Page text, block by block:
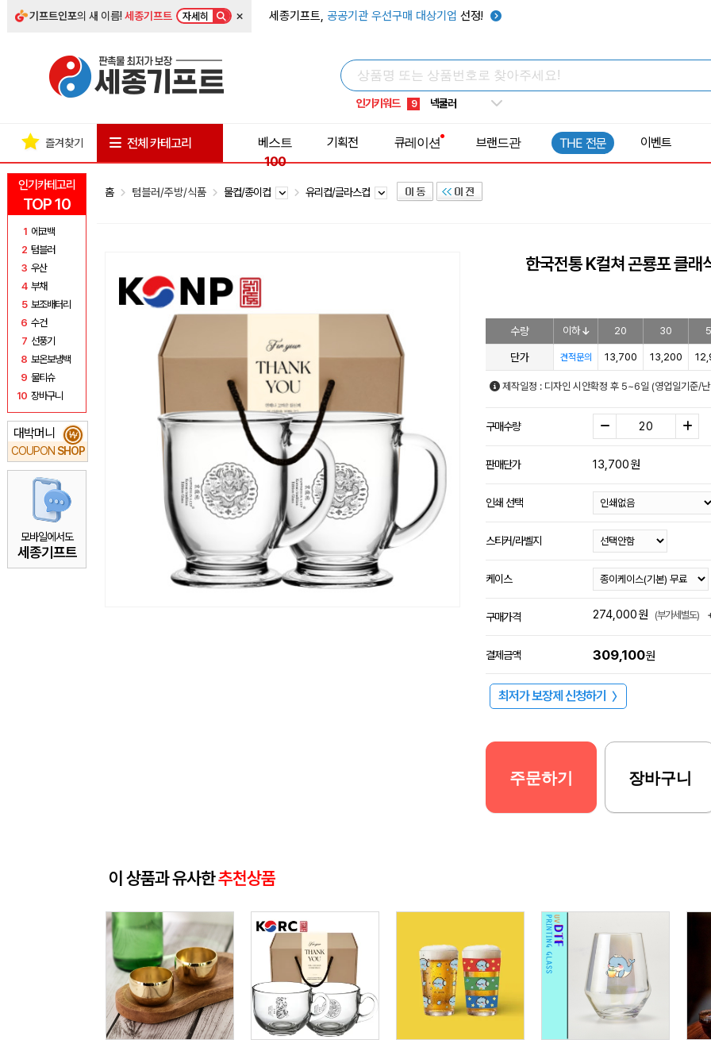
기프트인포의 새 이름!세종기프트 자세히 × 세종기프트, 공공기관 우선구매 대상기업 선정!
인기키워드
5 키캡
8 쿨토시
9 넥쿨러
1 선풍기
인기카테고리
TOP 10
1 에코백
2 텀블러
3 우산
4 부채
5 보조배터리
6 수건
7 선풍기
8 보온보냉백
9 물티슈
10 장바구니
대박머니
COUPON SHOP
₩
모바일에서도
세종기프트
즐겨찾기 전체 카테고리
베스트
100
기획전 큐레이션 브랜드관 THE 전문 이벤트
홈 텀블러/주방/식품 물컵/종이컵 유리컵/글라스컵
한국전통 K컬쳐 곤룡포 클
수량 이하 20 30
단가 견적문의 13,700 13,200
제작일정 : 디자인 시안확정 후 5~6일 (영업일기준/
구매수량
판매단가 13,700원
인쇄 선택
스티커/라벨지
케이스
구매가격 274,000원 (부가세별도)
결제금액 309,100원
최저가 보장제 신청하기 〉
주문하기 장바구니
이 상품과 유사한추천상품